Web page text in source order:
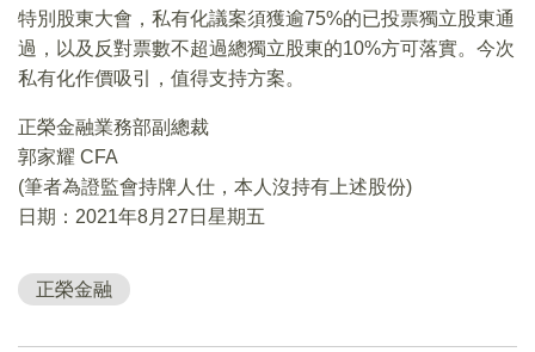
特別股東大會，私有化議案須獲逾75%的已投票獨立股東通
過，以及反對票數不超過總獨立股東的10%方可落實。今次
私有化作價吸引，值得支持方案。
正榮金融業務部副總裁
郭家耀 CFA
(筆者為證監會持牌人仕，本人沒持有上述股份)
日期：2021年8月27日星期五
正榮金融